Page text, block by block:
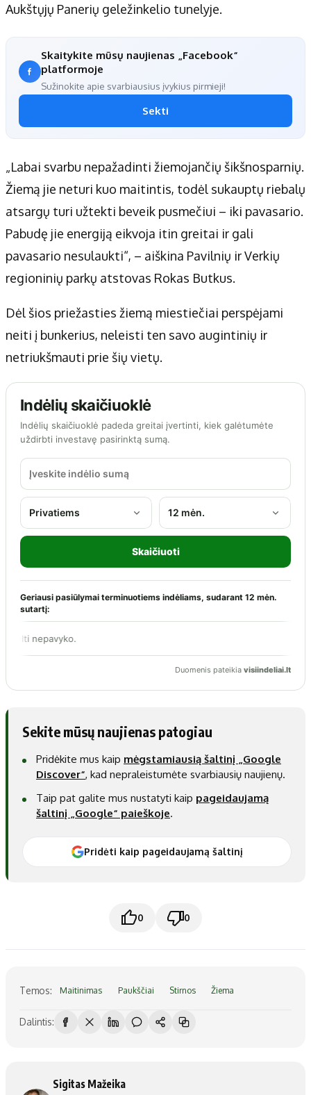
Aukštųjų Panerių geležinkelio tunelyje.
Skaitykite mūsų naujienas „Facebook“
platformoje
Sužinokite apie svarbiausius įvykius pirmieji!
Sekti
„Labai svarbu nepažadinti žiemojančių šikšnosparnių.
Žiemą jie neturi kuo maitintis, todėl sukauptų riebalų
atsargų turi užtekti beveik pusmečiui – iki pavasario.
Pabudę jie energiją eikvoja itin greitai ir gali
pavasario nesulaukti“, – aiškina Pavilnių ir Verkių
regioninių parkų atstovas Rokas Butkus.
Dėl šios priežasties žiemą miestiečiai perspėjami
neiti į bunkerius, neleisti ten savo augintinių ir
netriukšmauti prie šių vietų.
Sekite mūsų naujienas patogiau
Pridėkite mus kaip mėgstamiausią šaltinį „Google
Discover“, kad nepraleistumėte svarbiausių naujienų.
Taip pat galite mus nustatyti kaip pageidaujamą
šaltinį „Google“ paieškoje.
Pridėti kaip pageidaujamą šaltinį
0 0
Temos: Maitinimas Paukščiai Stirnos Žiema
Dalintis:
Sigitas Mažeika